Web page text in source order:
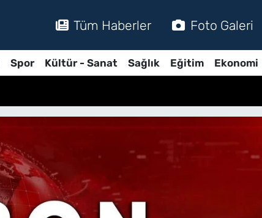
Tüm Haberler Foto Galeri
Spor Kültür - Sanat Sağlık Eğitim Ekonomi